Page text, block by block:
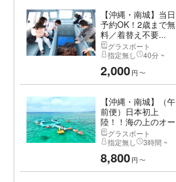
【沖縄・南城】当日
予約OK！2歳まで無
料／着替え不要...
グラスボート
指定無し
40分 ~
2,000円 〜
【沖縄・南城】（午
前便）日本初上
陸！！海の上のオー
シ...グラスボート
指定無し
3時間 ~
8,800円 〜